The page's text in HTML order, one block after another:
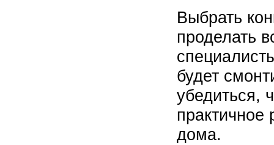
Выбрать
проделать
будет
убедиться,
практичное
дома.